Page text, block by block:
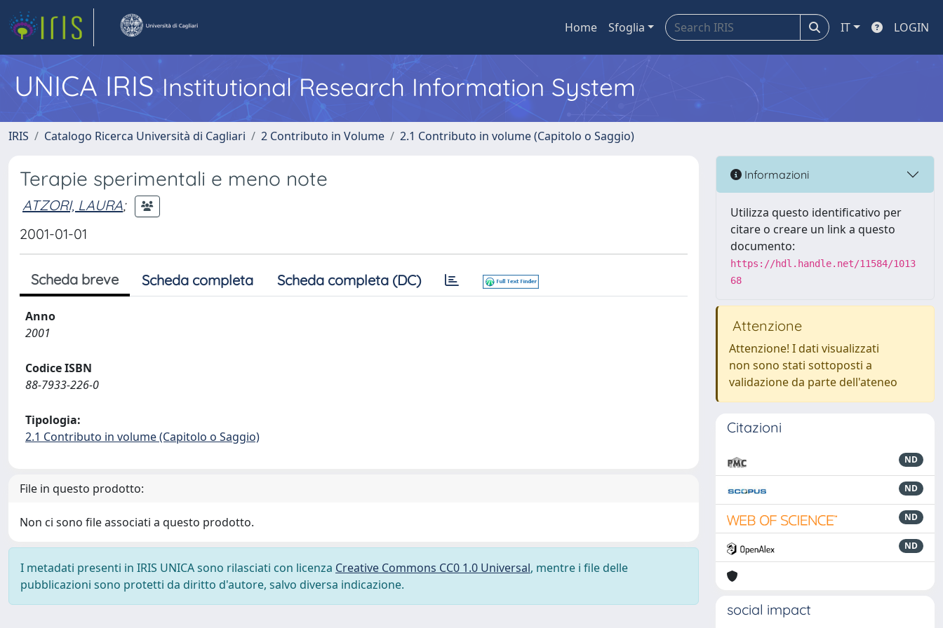
Home Sfoglia IT LOGIN
UNICA IRISInstitutional Research Information System
IRIS Catalogo Ricerca Università di Cagliari 2 Contributo in Volume 2.1 Contributo in volume (Capitolo o Saggio)
Terapie sperimentali e meno note
ATZORI, LAURA;
2001-01-01
Scheda breve Scheda completa Scheda completa (DC)
Anno
2001
Codice ISBN
88-7933-226-0
Tipologia:
2.1 Contributo in volume (Capitolo o Saggio)
File in questo prodotto:
Non ci sono file associati a questo prodotto.
I metadati presenti in IRIS UNICA sono rilasciati con licenza Creative Commons CC0 1.0 Universal, mentre i file delle
pubblicazioni sono protetti da diritto d'autore, salvo diversa indicazione.
Informazioni
Utilizza questo identificativo per
citare o creare un link a questo
documento:
https://hdl.handle.net/11584/1013
68
Attenzione
Attenzione! I dati visualizzati
non sono stati sottoposti a
validazione da parte dell'ateneo
Citazioni
ND
ND
ND
ND
social impact